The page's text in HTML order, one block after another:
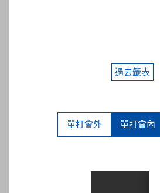
過去籤表
單打會外 單打會內